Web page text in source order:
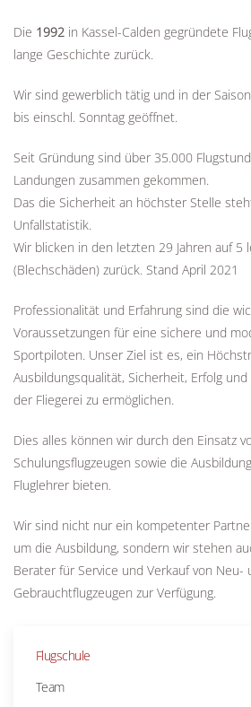
Die 1992 in Kassel-Calden gegründete
lange Geschichte zurück.
Wir sind gewerblich tätig und in der
bis einschl. Sonntag geöffnet.
Seit Gründung sind über 35.000
Landungen zusammen gekommen.
Das die Sicherheit an höchster Stelle
Unfallstatistik.
Wir blicken in den letzten 29 Jahren auf 5
(Blechschäden) zurück. Stand April 2021
Professionalität und Erfahrung sind die
Voraussetzungen für eine sichere und
Sportpiloten. Unser Ziel ist es, ein
Ausbildungsqualität, Sicherheit, Erfolg
der Fliegerei zu ermöglichen.
Dies alles können wir durch den Einsatz
Schulungsflugzeugen sowie die
Fluglehrer bieten.
Wir sind nicht nur ein kompetenter
um die Ausbildung, sondern wir stehen
Berater für Service und Verkauf von Neu-
Gebrauchtflugzeugen zur Verfügung.
Flugschule
Team